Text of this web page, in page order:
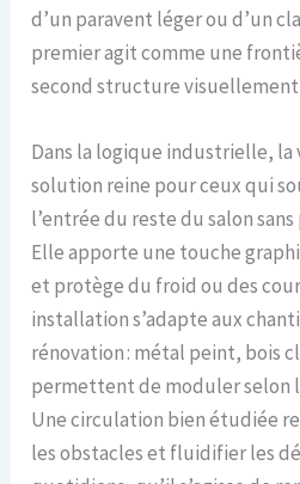
d’un paravent léger ou d’un
premier agit comme une
second structure visuellement
Dans la logique industrielle, la
solution reine pour ceux qui
l’entrée du reste du salon
Elle apporte une touche
et protège du froid ou des
installation s’adapte aux
rénovation : métal peint, bois
permettent de moduler selon
Une circulation bien étudiée
les obstacles et fluidifier les